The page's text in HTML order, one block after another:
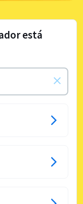
está